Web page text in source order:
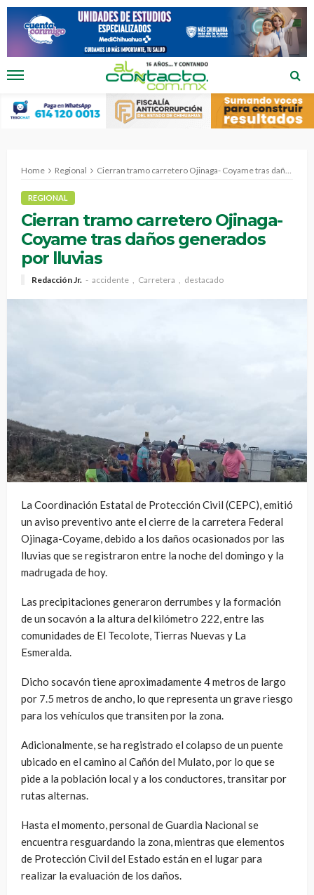
Home Regional Cierran tramo carretero Ojinaga- Coyame tras daños generados por lluvias
REGIONAL
Cierran tramo carretero Ojinaga-
Coyame tras daños generados
por lluvias
Redacción Jr. accidente Carretera destacado
La Coordinación Estatal de Protección Civil (CEPC), emitió
un aviso preventivo ante el cierre de la carretera Federal
Ojinaga-Coyame, debido a los daños ocasionados por las
lluvias que se registraron entre la noche del domingo y la
madrugada de hoy.
Las precipitaciones generaron derrumbes y la formación
de un socavón a la altura del kilómetro 222, entre las
comunidades de El Tecolote, Tierras Nuevas y La
Esmeralda.
Dicho socavón tiene aproximadamente 4 metros de largo
por 7.5 metros de ancho, lo que representa un grave riesgo
para los vehículos que transiten por la zona.
Adicionalmente, se ha registrado el colapso de un puente
ubicado en el camino al Cañón del Mulato, por lo que se
pide a la población local y a los conductores, transitar por
rutas alternas.
Hasta el momento, personal de Guardia Nacional se
encuentra resguardando la zona, mientras que elementos
de Protección Civil del Estado están en el lugar para
realizar la evaluación de los daños.